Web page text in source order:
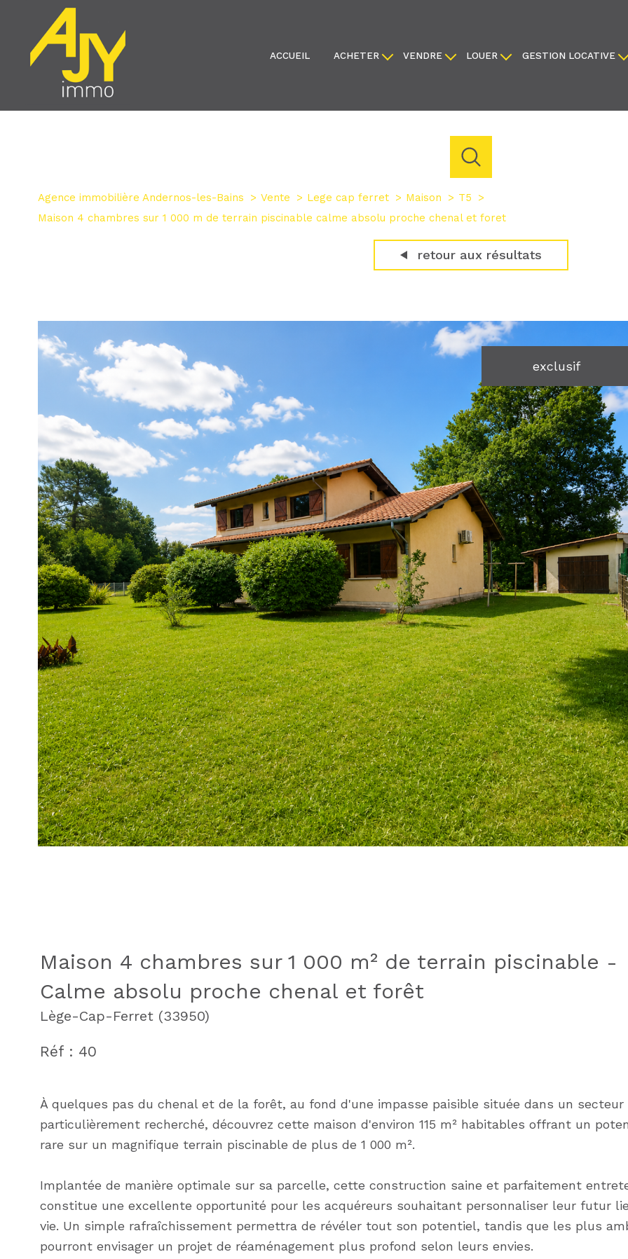
ACCUEIL ACHETER VENDRE LOUER
créer une alerte
GESTION LOCATIVE
acheter
de l'immo pro
Localisation Budget
voir les3annonces
Agence immobilière Andernos-les-Bains Vente Lege cap ferret Maison
T5
Maison 4 chambres sur 1 000 m de terrain piscinable calme absolu proche chenal et foret
retour aux résultats
exclusif
Maison 4 chambres sur 1 000 m² de terrain piscinable -
Calme absolu proche chenal et forêt
Lège-Cap-Ferret (33950)
Réf : 40
À quelques pas du chenal et de la forêt, au fond d'une impasse paisible située dans un secteur
particulièrement recherché, découvrez cette maison d'environ 115 m² habitables offrant un
rare sur un magnifique terrain piscinable de plus de 1 000 m².
Implantée de manière optimale sur sa parcelle, cette construction saine et parfaitement
constitue une excellente opportunité pour les acquéreurs souhaitant personnaliser leur futur
vie. Un simple rafraîchissement permettra de révéler tout son potentiel, tandis que les plus
pourront envisager un projet de réaménagement plus profond selon leurs envies.